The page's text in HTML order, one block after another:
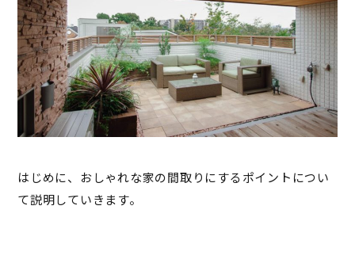
はじめに、おしゃれな家の間取りにするポイントについ
て説明していきます。